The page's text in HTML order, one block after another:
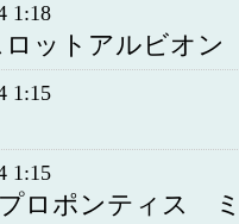
1:18
ットアルビオン
1:15
1:15
プロポンティス